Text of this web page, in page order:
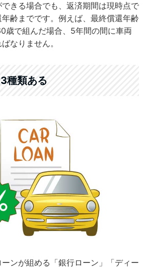
きる場合でも、返済期間は現時点で
齢までです。例えば、最終償還年齢
歳で組んだ場合、5年間の間に車両
なりません。
種類ある
ンが組める「銀行ローン」「ディー